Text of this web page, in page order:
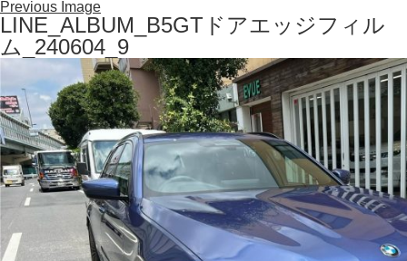
Previous Image
LINE_ALBUM_B5GTドアエッジフィル
ム_240604_9